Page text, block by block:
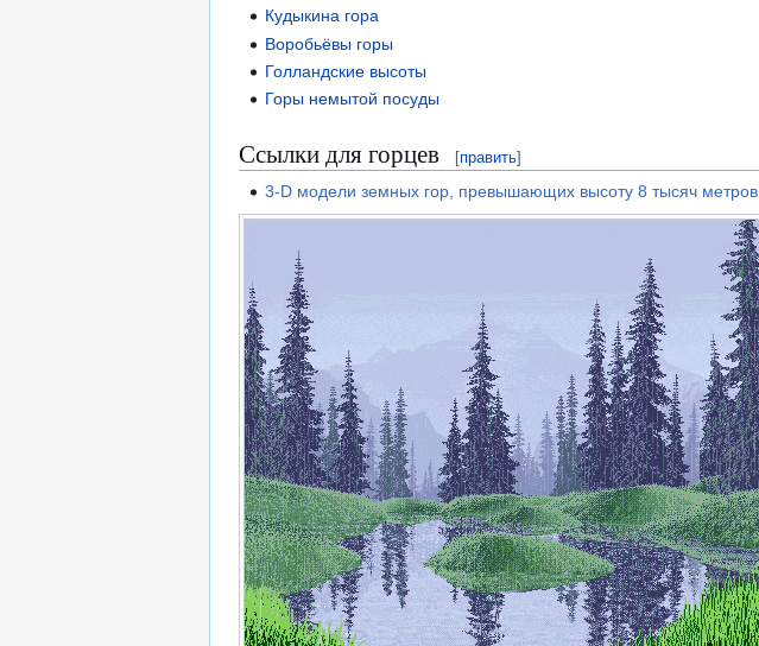
Кудыкина гора
Воробьёвы горы
Голландские высоты
Горы немытой посуды
Ссылки для горцев [править]
3-D модели земных гор, превышающих высоту 8 тысяч метров